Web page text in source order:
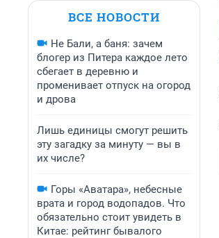
ВСЕ НОВОСТИ
Не Бали, а баня: зачем
блогер из Питера каждое лето
сбегает в деревню и
променивает отпуск на огород
и дрова
Лишь единицы смогут решить
эту загадку за минуту — вы в
их числе?
Горы «Аватара», небесные
врата и город водопадов. Что
обязательно стоит увидеть в
Китае: рейтинг бывалого